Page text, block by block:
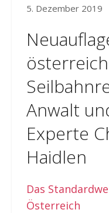
5. Dezember 2019
Anwalt
Experte
Haidlen
Das
Österreich